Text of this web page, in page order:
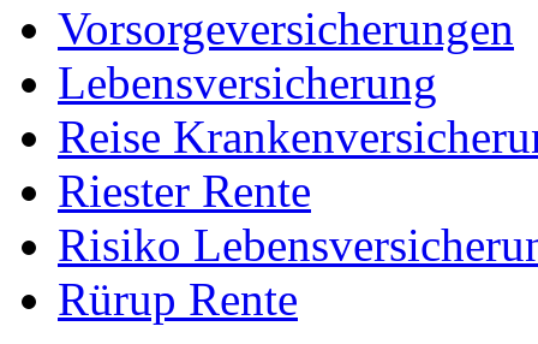
Vorsorgeversicherungen
Lebensversicherung
Reise
Riester Rente
Risiko
Rürup Rente